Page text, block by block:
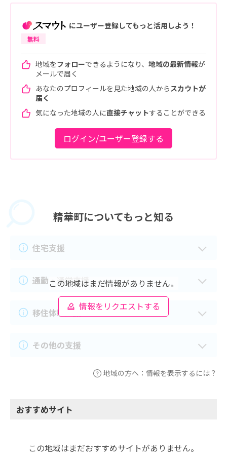
にユーザー登録してもっと活用しよう！
無料
地域をフォローできるようになり、 地域の最新情報が
メールで届く
あなたのプロフィールを見た地域の人からスカウトが
届く
気になった地域の人に直接チャットすることができる
ログイン/ユーザー登録する
精華町についてもっと知る
この地域はまだ情報がありません。
情報をリクエストする
住宅支援
通勤・通学支援
移住体験支援
その他の支援
地域の方へ：情報を表示するには？
おすすめサイト
この地域はまだおすすめサイトがありません。